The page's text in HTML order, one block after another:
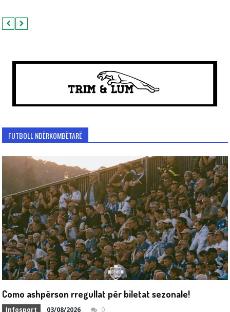
FUTBOLL NDËRKOMBËTARË
Como ashpërson rregullat për biletat sezonale!
Infosport 03/08/2026 0